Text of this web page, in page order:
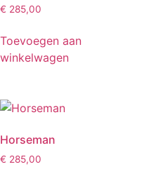
€ 285,00
Toevoegen aan
winkelwagen
Horseman
€ 285,00